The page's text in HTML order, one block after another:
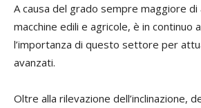
A causa del grado sempre maggiore
macchine edili e agricole, è in continuo
l’importanza di questo settore per
avanzati.
Oltre alla rilevazione dell’inclinazione,